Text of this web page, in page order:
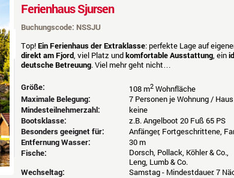
Ferienhaus Sjursen
Buchungscode: NSSJU
Top!Ein Ferienhaus der Extraklasse: perfekte Lage auf
direkt am Fjord, viel Platz undkomfortable Ausstattung, ein
deutsche Betreuung. Viel mehr geht nicht…
Größe: 108 m2 Wohnfläche
Maximale Belegung:
7 Personen je Wohnung / Haus
Mindesteilnehmerzahl:
keine
Bootsklasse:
z.B. Angelboot 20 Fuß 65 PS
Besonders geeignet für:
Anfänger, Fortgeschrittene,
Entfernung Wasser:
30 m
Fische:
Dorsch, Pollack, Köhler & Co.,
Leng, Lumb & Co.
Wechseltag:
Samstag - Mindestdauer: 7